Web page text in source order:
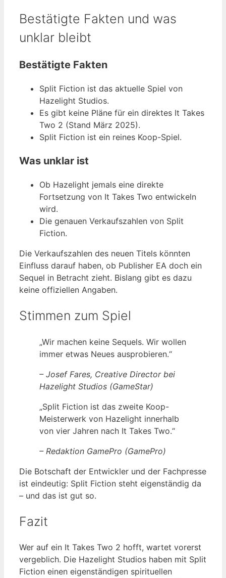
Bestätigte Fakten und was
unklar bleibt
Bestätigte Fakten
Split Fiction ist das aktuelle Spiel von
Hazelight Studios.
Es gibt keine Pläne für ein direktes It Takes
Two 2 (Stand März 2025).
Split Fiction ist ein reines Koop-Spiel.
Was unklar ist
Ob Hazelight jemals eine direkte
Fortsetzung von It Takes Two entwickeln
wird.
Die genauen Verkaufszahlen von Split
Fiction.
Die Verkaufszahlen des neuen Titels könnten
Einfluss darauf haben, ob Publisher EA doch ein
Sequel in Betracht zieht. Bislang gibt es dazu
keine offiziellen Angaben.
Stimmen zum Spiel
„Wir machen keine Sequels. Wir wollen
immer etwas Neues ausprobieren.“
– Josef Fares, Creative Director bei
Hazelight Studios (GameStar)
„Split Fiction ist das zweite Koop-
Meisterwerk von Hazelight innerhalb
von vier Jahren nach It Takes Two.“
– Redaktion GamePro (GamePro)
Die Botschaft der Entwickler und der Fachpresse
ist eindeutig: Split Fiction steht eigenständig da
– und das ist gut so.
Fazit
Wer auf ein It Takes Two 2 hofft, wartet vorerst
vergeblich. Die Hazelight Studios haben mit Split
Fiction einen eigenständigen spirituellen